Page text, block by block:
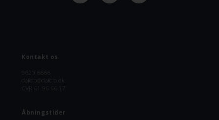
Kontakt os
9620 6666
dafolo@dafolo.dk
CVR 61 96 66 17
Åbningstider